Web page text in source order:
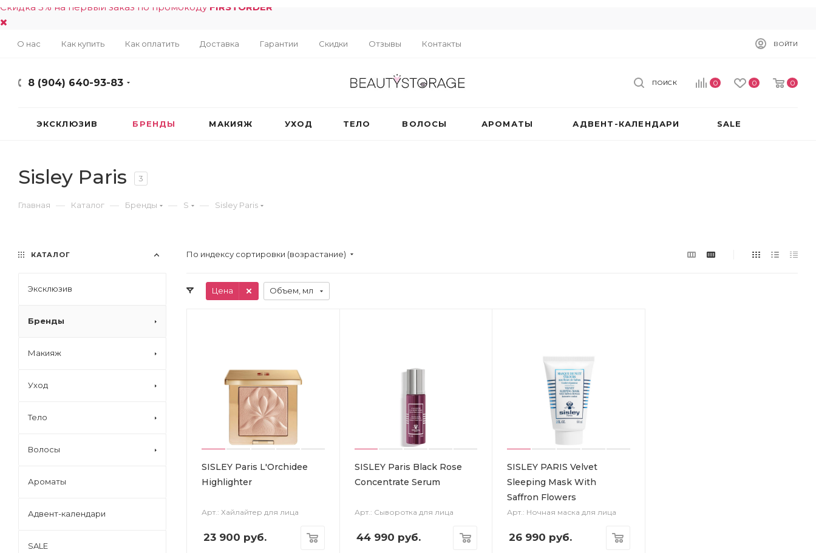
Скидка 5% на первый заказ по промокоду FIRSTORDER
О нас Как купить Как оплатить Доставка Гарантии Скидки Отзывы Контакты ВОЙТИ
8 (904) 640-93-83 0 0 0
ПОИСК
ЭКСКЛЮЗИВ БРЕНДЫ МАКИЯЖ УХОД ТЕЛО ВОЛОСЫ АРОМАТЫ АДВЕНТ-КАЛЕНДАРИ SALE
Sisley Paris 3
Главная — Каталог — Бренды — S — Sisley Paris
По индексу сортировки (возрастание)
Цена Объем, мл
SISLEY Paris L'Orchidee
Highlighter
Арт.: Хайлайтер для лица
23 900 руб.
SISLEY Paris Black Rose
Concentrate Serum
Арт.: Сыворотка для лица
44 990 руб.
SISLEY PARIS Velvet
Sleeping Mask With
Saffron Flowers
Арт.: Ночная маска для лица
26 990 руб.
КАТАЛОГ
Эксклюзив
Бренды
Макияж
Уход
Тело
Волосы
Ароматы
Адвент-календари
SALE